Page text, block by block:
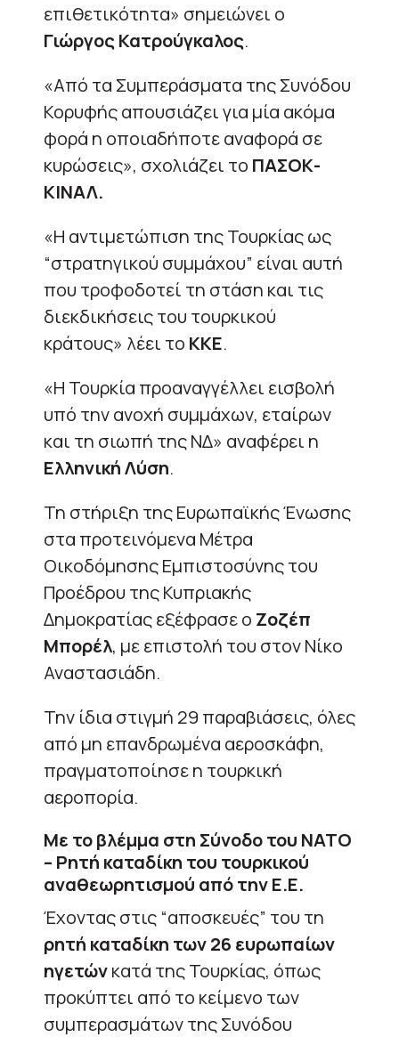
επιθετικότητα» σημειώνει ο
ΓιώργοςΚατρούγκαλος.
«Από τα Συμπεράσματα της Συνόδου
Κορυφής απουσιάζει για μία ακόμα
φορά η οποιαδήποτε αναφορά σε
κυρώσεις», σχολιάζει το ΠΑΣΟΚ-
ΚΙΝΑΛ.
«H αντιμετώπιση της Τουρκίας ως
“στρατηγικού συμμάχου” είναι αυτή
που τροφοδοτεί τη στάση και τις
διεκδικήσεις του τουρκικού
κράτους» λέει το ΚΚΕ.
«Η Τουρκία προαναγγέλλει εισβολή
υπό την ανοχή συμμάχων, εταίρων
και τη σιωπή της ΝΔ» αναφέρει η
ΕλληνικήΛύση.
Τη στήριξη της Ευρωπαϊκής Ένωσης
στα προτεινόμενα Μέτρα
Οικοδόμησης Εμπιστοσύνης του
Προέδρου της Κυπριακής
Δημοκρατίας εξέφρασε ο Ζοζέπ
Μπορέλ, με επιστολή του στον Νίκο
Αναστασιάδη.
Την ίδια στιγμή 29 παραβιάσεις, όλες
από μη επανδρωμένα αεροσκάφη,
πραγματοποίησε η τουρκική
αεροπορία.
Με το βλέμμα στη Σύνοδο του ΝΑΤΟ
– Ρητή καταδίκη του τουρκικού
αναθεωρητισμού από την Ε.Ε.
Έχοντας στις “αποσκευές” του τη
ρητή καταδίκη των 26 ευρωπαίων
ηγετώνκατά της Τουρκίας, όπως
προκύπτει από το κείμενο των
συμπερασμάτων της Συνόδου